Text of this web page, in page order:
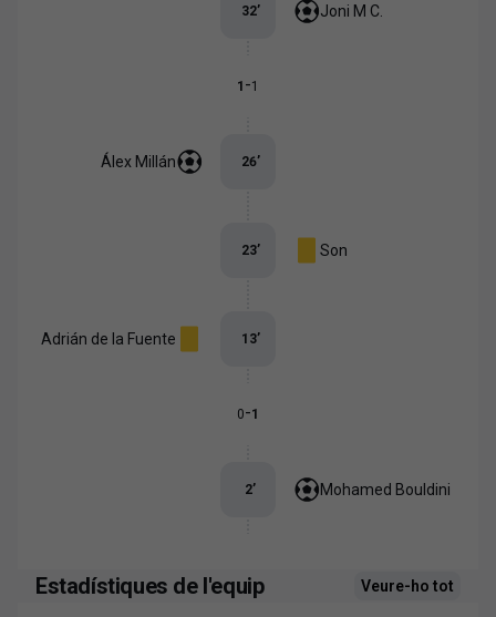
Joni M C.
32’
1 -1
Álex Millán 26’
Son
23’
Adrián de la Fuente 13’
0-1
Mohamed Bouldini
2’
Estadístiques de l'equip Veure-ho tot